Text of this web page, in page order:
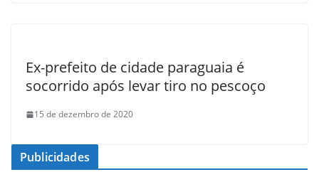
Ex-prefeito de cidade paraguaia é
socorrido após levar tiro no pescoço
15 de dezembro de 2020
Publicidades